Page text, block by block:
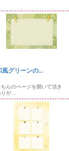
風グリーンの...
ちらのページを開いて頂き
りが...